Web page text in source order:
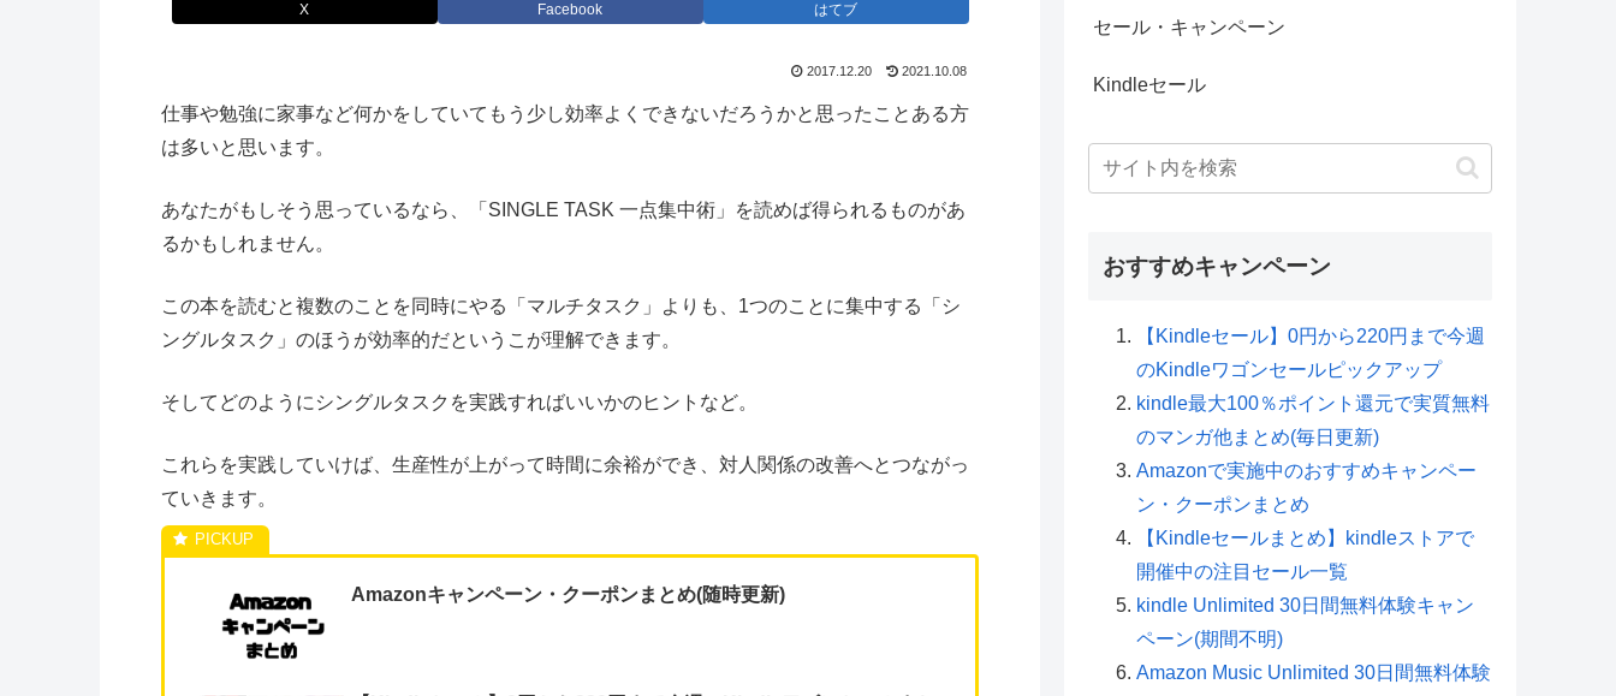
X Facebook はてブ
2017.12.20 2021.10.08
仕事や勉強に家事など何かをしていてもう少し効率よくできないだろうかと思ったことある方
は多いと思います。
あなたがもしそう思っているなら、「SINGLE TASK 一点集中術」を読めば得られるものがあ
るかもしれません。
この本を読むと複数のことを同時にやる「マルチタスク」よりも、1つのことに集中する「シ
ングルタスク」のほうが効率的だというこが理解できます。
そしてどのようにシングルタスクを実践すればいいかのヒントなど。
これらを実践していけば、生産性が上がって時間に余裕ができ、対人関係の改善へとつながっ
ていきます。
Amazonキャンペーン・クーポンまとめ(随時更新)
セール・キャンペーン
Kindleセール
おすすめキャンペーン
【Kindleセール】0円から220円まで今週
のKindleワゴンセールピックアップ
kindle最大100％ポイント還元で実質無料
のマンガ他まとめ(毎日更新)
Amazonで実施中のおすすめキャンペー
ン・クーポンまとめ
【Kindleセールまとめ】kindleストアで
開催中の注目セール一覧
kindle Unlimited 30日間無料体験キャン
ペーン(期間不明)
Amazon Music Unlimited 30日間無料体験